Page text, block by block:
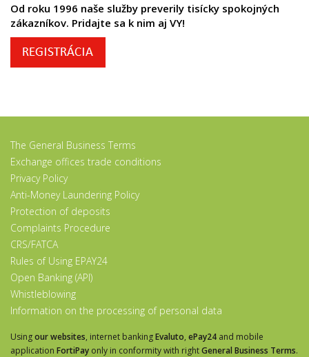
Od roku 1996 naše služby preverily tisícky spokojných
zákazníkov. Pridajte sa k nim aj VY!
The General Business Terms
Exchange offices trade conditions
Privacy Policy
Anti-Money Laundering Policy
Protection of deposits
Complaints Procedure
CRS/FATCA
Rules of Using EPAY24
Open Banking (API)
Whistleblowing
Information on the processing of personal data
Usingour websites, internet bankingEvaluto, ePay24 and mobile
application FortiPay only in conformity with rightGeneral Business Terms.